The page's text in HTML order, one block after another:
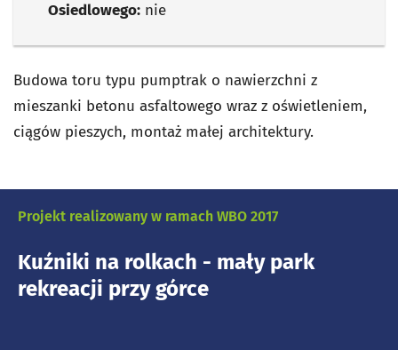
Osiedlowego: nie
Budowa toru typu pumptrak o nawierzchni z
mieszanki betonu asfaltowego wraz z oświetleniem,
ciągów pieszych, montaż małej architektury.
Projekt realizowany w ramach WBO 2017
Kuźniki na rolkach - mały park
rekreacji przy górce